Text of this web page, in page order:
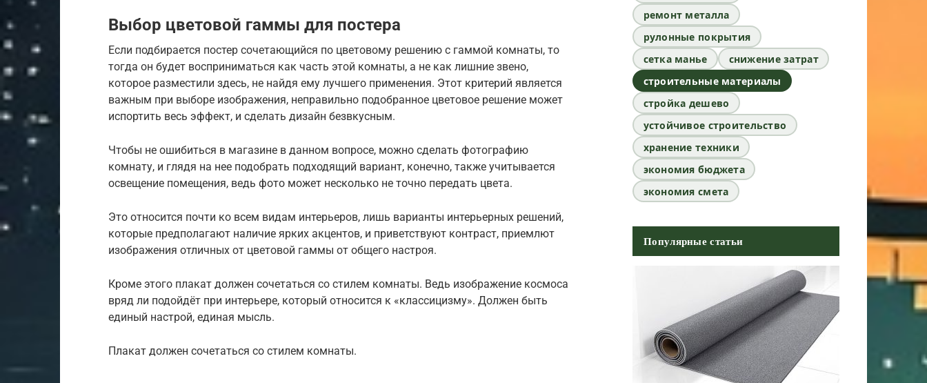
Выбор цветовой гаммы для постера
Если подбирается постер сочетающийся по цветовому решению с гаммой комнаты, то
тогда он будет восприниматься как часть этой комнаты, а не как лишние звено,
которое разместили здесь, не найдя ему лучшего применения. Этот критерий является
важным при выборе изображения, неправильно подобранное цветовое решение может
испортить весь эффект, и сделать дизайн безвкусным.
Чтобы не ошибиться в магазине в данном вопросе, можно сделать фотографию
комнату, и глядя на нее подобрать подходящий вариант, конечно, также учитывается
освещение помещения, ведь фото может несколько не точно передать цвета.
Это относится почти ко всем видам интерьеров, лишь варианты интерьерных решений,
которые предполагают наличие ярких акцентов, и приветствуют контраст, приемлют
изображения отличных от цветовой гаммы от общего настроя.
Кроме этого плакат должен сочетаться со стилем комнаты. Ведь изображение космоса
вряд ли подойдёт при интерьере, который относится к «классицизму». Должен быть
единый настрой, единая мысль.
Плакат должен сочетаться со стилем комнаты.
ремонт металла
рулонные покрытия
сетка манье
снижение затрат
строительные материалы
стройка дешево
устойчивое строительство
хранение техники
экономия бюджета
экономия смета
Популярные статьи